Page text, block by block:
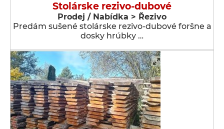
Stolárske rezivo-dubové
Prodej / Nabídka > Řezivo
Predám sušené stolárske rezivo-dubové foršne a
dosky hrúbky …